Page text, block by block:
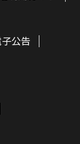
公告